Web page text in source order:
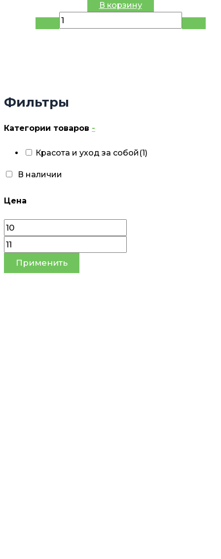
Фильтры
Категории товаров -
Красота и уход за собой (1)
В наличии
Цена
Применить
В корзину